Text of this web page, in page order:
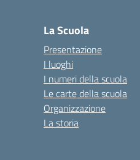
La Scuola
Presentazione
I luoghi
I numeri della scuola
Le carte della scuola
Organizzazione
La storia